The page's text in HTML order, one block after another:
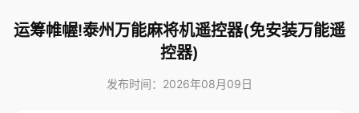
运筹帷幄!泰州万能麻将机遥控器(免安装万能遥
控器)
发布时间：2026年08月09日